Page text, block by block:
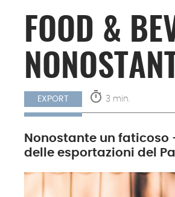
FOOD &
EXPORT timer 3 min.
Nonostante un faticoso
delle esportazioni del